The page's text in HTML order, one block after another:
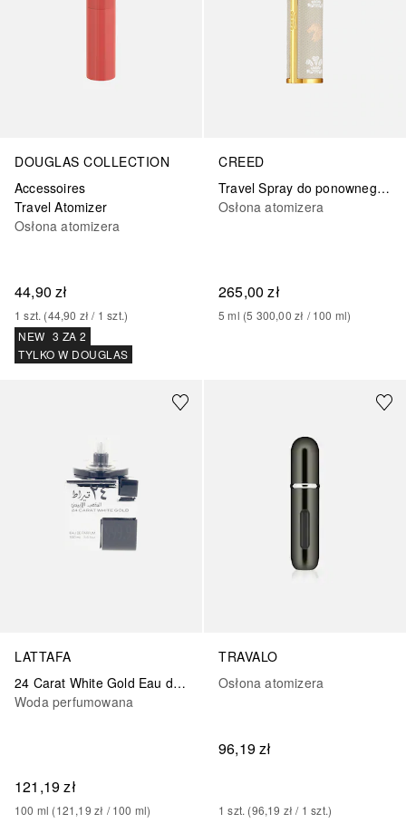
DOUGLAS COLLECTION
Accessoires
Travel Atomizer
Osłona atomizera
44,90 zł
1 szt. (44,90 zł / 1 szt.)
NEW 3 ZA 2
TYLKO W DOUGLAS
CREED
Travel Spray do ponownego uzupełnienia
Osłona atomizera
265,00 zł
5 ml (5 300,00 zł / 100 ml)
LATTAFA
24 Carat White Gold Eau de Parfum
Woda perfumowana
121,19 zł
100 ml (121,19 zł / 100 ml)
TRAVALO
Osłona atomizera
96,19 zł
1 szt. (96,19 zł / 1 szt.)